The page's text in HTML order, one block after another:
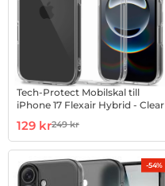
Tech-Protect Mobilskal till
iPhone 17 Flexair Hybrid - Clear
Art. nr 1002999652
rea pris
129 krtidigare pris
249 kr
-54%